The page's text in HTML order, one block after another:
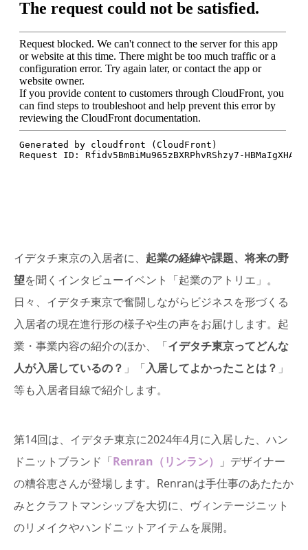
イデタチ東京の入居者に、 起業の経緯や課題、将来の野
望を聞くインタビューイベント「起業のアトリエ」。
日々、イデタチ東京で奮闘しながらビジネスを形づくる
入居者の現在進行形の様子や生の声をお届けします。起
業・事業内容の紹介のほか、「イデタチ東京ってどんな
人が入居しているの？ 」「入居してよかったことは？ 」
等も入居者目線で紹介します。
第14回は、イデタチ東京に2024年4月に入居した、ハン
ドニットブランド「Renran（リンラン）
」デザイナー
の糟谷恵さんが登場します。Renranは手仕事のあたたか
みとクラフトマンシップを大切に、ヴィンテージニット
のリメイクやハンドニットアイテムを展開。